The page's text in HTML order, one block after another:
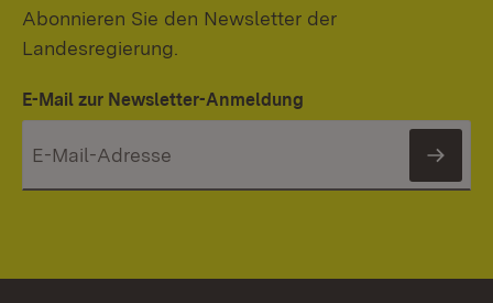
Abonnieren Sie den Newsletter der
Landesregierung.
E-Mail zur Newsletter-Anmeldung